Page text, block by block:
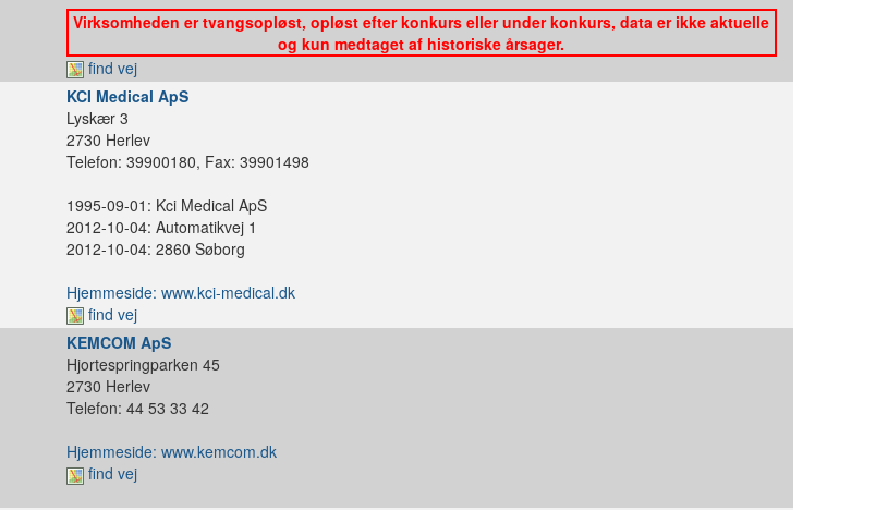
Virksomheden er tvangsopløst, opløst efter konkurs eller under konkurs, data er ikke aktuelle
og kun medtaget af historiske årsager.
find vej
KCI Medical ApS
Lyskær 3
2730 Herlev
Telefon: 39900180, Fax: 39901498
1995-09-01: Kci Medical ApS
2012-10-04: Automatikvej 1
2012-10-04: 2860 Søborg
Hjemmeside: www.kci-medical.dk
find vej
KEMCOM ApS
Hjortespringparken 45
2730 Herlev
Telefon: 44 53 33 42
Hjemmeside: www.kemcom.dk
find vej